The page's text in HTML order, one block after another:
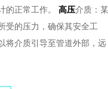
的正常工作。 高压介质：某
受的压力，确保其安全工
将介质引导至管道外部，远